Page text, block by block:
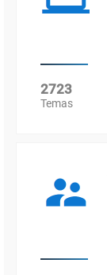
2723
Temas